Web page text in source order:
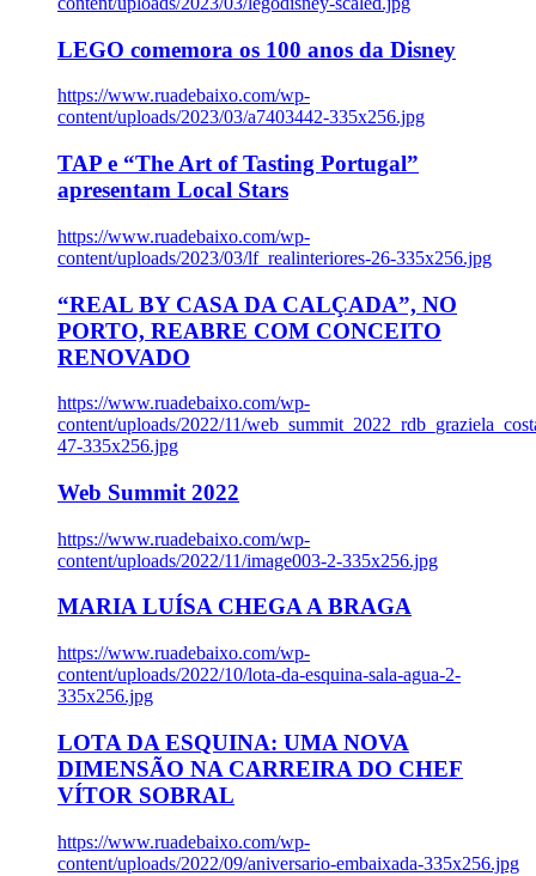
LEGO comemora os 100 anos da Disney
https://www.ruadebaixo.com/wp-
content/uploads/2023/03/a7403442-335x256.jpg
TAP e “The Art of Tasting Portugal”
apresentam Local Stars
https://www.ruadebaixo.com/wp-
content/uploads/2023/03/lf_realinteriores-26-335x256.jpg
“REAL BY CASA DA CALÇADA”, NO
PORTO, REABRE COM CONCEITO
RENOVADO
https://www.ruadebaixo.com/wp-
content/uploads/2022/11/
47-335x256.jpg
Web Summit 2022
https://www.ruadebaixo.com/wp-
content/uploads/2022/11/image003-2-335x256.jpg
MARIA LUÍSA CHEGA A BRAGA
https://www.ruadebaixo.com/wp-
content/uploads/2022/10/lota-da-esquina-sala-agua-2-
335x256.jpg
LOTA DA ESQUINA: UMA NOVA
DIMENSÃO NA CARREIRA DO CHEF
VÍTOR SOBRAL
https://www.ruadebaixo.com/wp-
content/uploads/2022/09/aniversario-embaixada-335x256.jpg